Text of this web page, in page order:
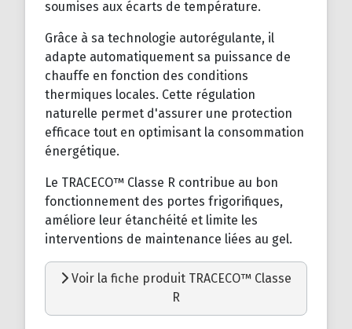
soumises aux écarts de température.
Grâce à sa technologie autorégulante, il
adapte automatiquement sa puissance de
chauffe en fonction des conditions
thermiques locales. Cette régulation
naturelle permet d'assurer une protection
efficace tout en optimisant la consommation
énergétique.
Le TRACECO™ Classe R contribue au bon
fonctionnement des portes frigorifiques,
améliore leur étanchéité et limite les
interventions de maintenance liées au gel.
Voir la fiche produit TRACECO™ Classe
R